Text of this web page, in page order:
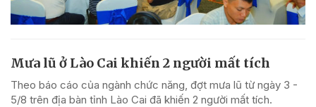
Mưa lũ ở Lào Cai khiến 2 người mất tích
Theo báo cáo của ngành chức năng, đợt mưa lũ từ ngày 3 -
5/8 trên địa bàn tỉnh Lào Cai đã khiến 2 người mất tích.